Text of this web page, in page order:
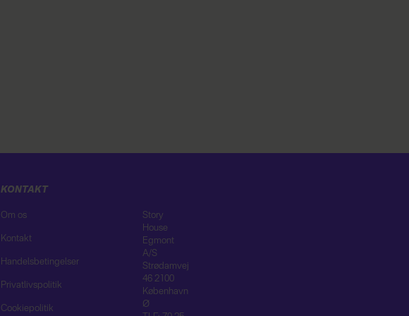
KONTAKT
Om os
Kontakt
Handelsbetingelser
Privatlivspolitik
Cookiepolitik
Story
House
Egmont
A/S
Strødamvej
46 2100
København
Ø